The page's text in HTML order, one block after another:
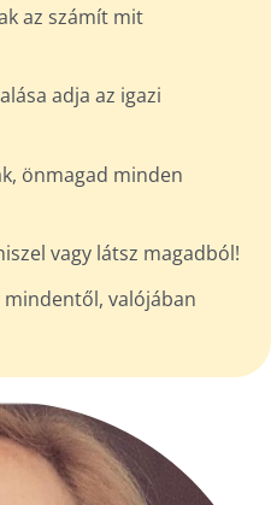
az számít mit
adja az igazi
önmagad minden
vagy látsz magadból!
valójában